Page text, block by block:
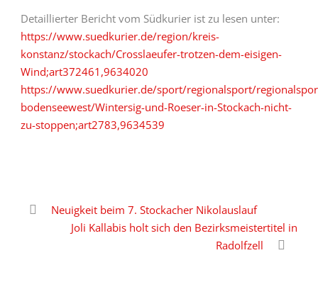
Detaillierter Bericht vom Südkurier ist zu lesen unter:
https://www.suedkurier.de/region/kreis-
konstanz/stockach/Crosslaeufer-trotzen-dem-eisigen-
Wind;art372461,9634020
https://www.suedkurier.de/sport/regionalsport/
bodenseewest/Wintersig-und-Roeser-in-Stockach-nicht-
zu-stoppen;art2783,9634539
Neuigkeit beim 7. Stockacher Nikolauslauf
Joli Kallabis holt sich den Bezirksmeistertitel in
Radolfzell